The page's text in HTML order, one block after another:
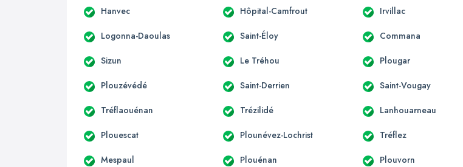
Hanvec Hôpital-Camfrout Irvillac
Logonna-Daoulas Saint-Éloy Commana
Sizun Le Tréhou Plougar
Plouzévédé Saint-Derrien Saint-Vougay
Tréflaouénan Trézilidé Lanhouarneau
Plouescat Plounévez-Lochrist Tréflez
Mespaul Plouénan Plouvorn